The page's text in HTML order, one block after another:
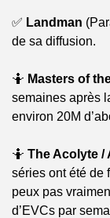
✅ Landman
de sa diffusion.
🤷 Masters of
semaines après
environ 20M
🤷 The Acolyte /
séries ont été de
peux pas
d’EVCs par